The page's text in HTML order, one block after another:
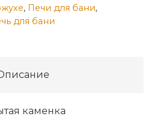
, Печи для бани,
для бани
каменка